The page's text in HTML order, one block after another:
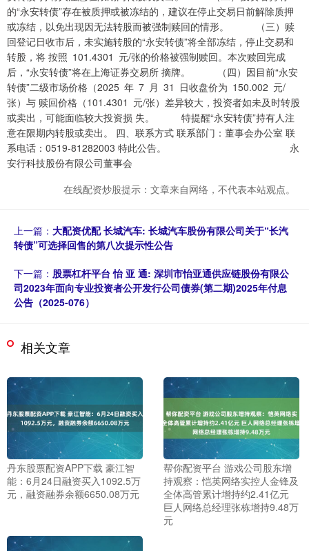
的“永安转债”存在被质押或被冻结的，建议在停止交易日前解除质押
或冻结，以免出现因无法转股而被强制赎回的情形。 （三）赎
回登记日收市后，未实施转股的“永安转债”将全部冻结，停止交易和
转股，将 按照 101.4301 元/张的价格被强制赎回。本次赎回完成
后，“永安转债”将在上海证券交易所 摘牌。 （四）因目前“永安
转债”二级市场价格（2025 年 7 月 31 日收盘价为 150.002 元/
张）与 赎回价格（101.4301 元/张）差异较大，投资者如未及时转股
或卖出，可能面临较大投资损 失。 特提醒“永安转债”持有人注
意在限期内转股或卖出。 四、联系方式 联系部门：董事会办公室 联
系电话：0519-81282003 特此公告。 永
安行科技股份有限公司董事会
在线配资炒股提示：文章来自网络，不代表本站观点。
上一篇： 大配资优配 长城汽车: 长城汽车股份有限公司关于“长汽
转债”可选择回售的第八次提示性公告
下一篇： 股票杠杆平台 怡 亚 通: 深圳市怡亚通供应链股份有限公
司2023年面向专业投资者公开发行公司债券(第二期)2025年付息
公告（2025-076）
相关文章
丹东股票配资APP下载 豪江智
能：6月24日融资买入1092.5万
元，融资融券余额6650.08万元
帮你配资平台 游戏公司股东增
持观察：恺英网络实控人金锋及
全体高管累计增持约2.41亿元
巨人网络总经理张栋增持9.48万
元